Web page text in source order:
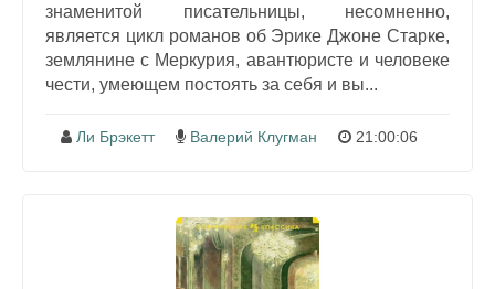
знаменитой писательницы, несомненно,
является цикл романов об Эрике Джоне Старке,
землянине с Меркурия, авантюристе и человеке
чести, умеющем постоять за себя и вы...
Ли Брэкетт Валерий Клугман 21:00:06